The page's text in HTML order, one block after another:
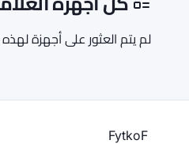
لم يتم العثور على أجهزة لهذه
F
Fytko